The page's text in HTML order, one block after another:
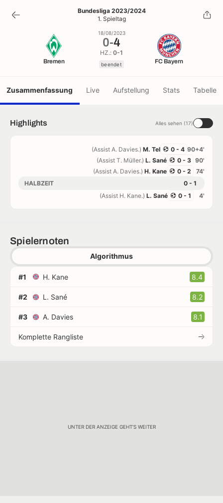
0-4
beendet
Bundesliga 2023/2024
1. Spieltag
Bremen
18/08/2023
0-4
HZ.: 0-1
beendet FC Bayern
Zusammenfassung Live Aufstellung Stats Tabelle
Highlights Alles sehen (17)
90+4'
0 - 4
(Assist A. Davies.) M. Tel
90'
0 - 3
(Assist T. Müller.) L. Sané
74'
0 - 2
(Assist A. Davies.) H. Kane
HALBZEIT
0 - 1
4'
0 - 1
(Assist H. Kane.) L. Sané
Spielernoten
Algorithmus
#1 H. Kane 8.4
#2 L. Sané 8.2
#3 A. Davies 8.1
Komplette Rangliste
UNTER DER ANZEIGE GEHT'S WEITER